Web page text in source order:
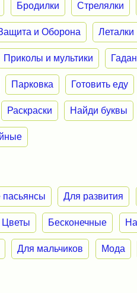
Бродилки Стрелялки
и Оборона Леталки
Приколы и мультики
Парковка Готовить еду
Раскраски Найди буквы
Для развития
Цветы Бесконечные
Для мальчиков Мода